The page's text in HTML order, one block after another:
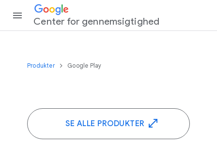
Center for gennemsigtighed
Produkter Google Play
SE ALLE PRODUKTER